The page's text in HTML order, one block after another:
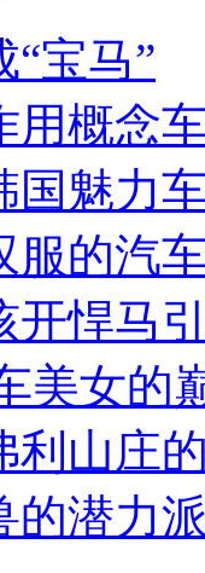
宝马”
用概念
国魅力
服的汽
开悍马
美女的
利山庄
的潜力